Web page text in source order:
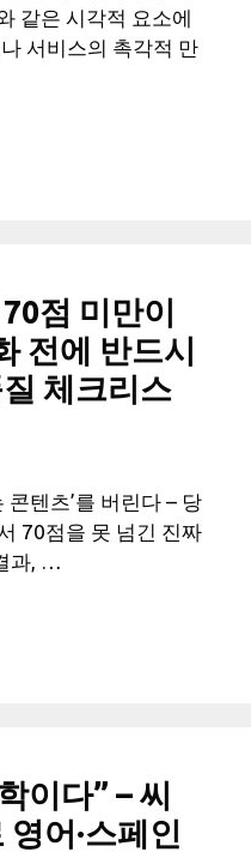
같은 시각적 요소에
서비스의 촉각적 만
점 미만이
전에 반드시
체크리스
콘텐츠’를 버린다 – 당
70점을 못 넘긴 진짜
과, …
이다” – 씨
어·스페인